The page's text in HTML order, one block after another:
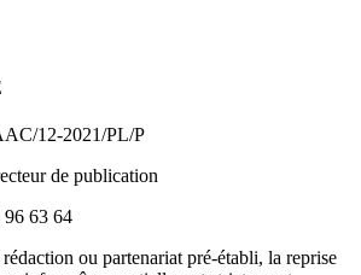
12-2021/PL/P
de publication
96 63 64
ou partenariat pré-établi, la reprise